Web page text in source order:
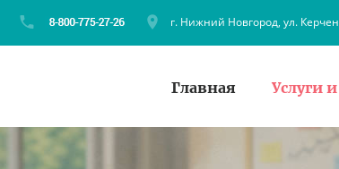
г. Нижний Новгород, ул.
Главная Услуги